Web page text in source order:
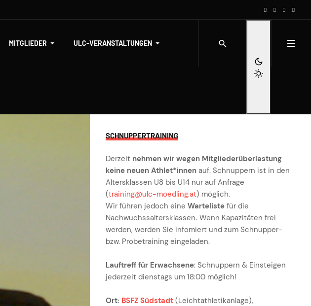
MITGLIEDER ULC-VERANSTALTUNGEN
SCHNUPPERTRAINING
Derzeit nehmen wir wegen Mitgliederüberlastung
keine neuen Athlet*innen auf. Schnuppern ist in den
Altersklassen U8 bis U14 nur auf Anfrage
(training@ulc-moedling.at) möglich.
Wir führen jedoch eine Warteliste für die
Nachwuchssaltersklassen. Wenn Kapazitäten frei
werden, werden Sie infomiert und zum Schnupper-
bzw. Probetraining eingeladen.
Lauftreff für Erwachsene: Schnuppern & Einsteigen
jederzeit dienstags um 18:00 möglich!
Ort: BSFZ Südstadt (Leichtathletikanlage),